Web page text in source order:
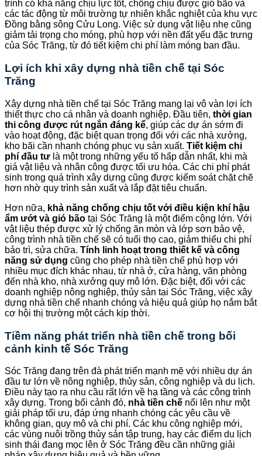
trình có khả năng chịu lực tốt, chống chịu được gió bão và
các tác động từ môi trường tự nhiên khắc nghiệt của khu vực
Đồng bằng sông Cửu Long. Việc sử dụng vật liệu nhẹ cũng
giảm tải trọng cho móng, phù hợp với nền đất yếu đặc trưng
của Sóc Trăng, từ đó tiết kiệm chi phí làm móng ban đầu.
Lợi ích khi xây dựng nhà tiền chế tại Sóc
Trăng
Xây dựng nhà tiền chế tại Sóc Trăng mang lại vô vàn lợi ích
thiết thực cho cá nhân và doanh nghiệp. Đầu tiên, thời gian
thi công được rút ngắn đáng kể, giúp các dự án sớm đi
vào hoạt động, đặc biệt quan trọng đối với các nhà xưởng,
kho bãi cần nhanh chóng phục vụ sản xuất. Tiết kiệm chi
phí đầu tư là một trong những yếu tố hấp dẫn nhất, khi mà
giá vật liệu và nhân công được tối ưu hóa. Các chi phí phát
sinh trong quá trình xây dựng cũng được kiểm soát chặt chẽ
hơn nhờ quy trình sản xuất và lắp đặt tiêu chuẩn.
Hơn nữa, khả năng chống chịu tốt với điều kiện khí hậu
ẩm ướt và gió bão tại Sóc Trăng là một điểm cộng lớn. Với
vật liệu thép được xử lý chống ăn mòn và lớp sơn bảo vệ,
công trình nhà tiền chế sẽ có tuổi thọ cao, giảm thiểu chi phí
bảo trì, sửa chữa. Tính linh hoạt trong thiết kế và công
năng sử dụng cũng cho phép nhà tiền chế phù hợp với
nhiều mục đích khác nhau, từ nhà ở, cửa hàng, văn phòng
đến nhà kho, nhà xưởng quy mô lớn. Đặc biệt, đối với các
doanh nghiệp nông nghiệp, thủy sản tại Sóc Trăng, việc xây
dựng nhà tiền chế nhanh chóng và hiệu quả giúp họ nắm bắt
cơ hội thị trường một cách kịp thời.
Tiềm năng phát triển nhà tiền chế trong bối
cảnh kinh tế Sóc Trăng
Sóc Trăng đang trên đà phát triển mạnh mẽ với nhiều dự án
đầu tư lớn về nông nghiệp, thủy sản, công nghiệp và du lịch.
Điều này tạo ra nhu cầu rất lớn về hạ tầng và các công trình
xây dựng. Trong bối cảnh đó, nhà tiền chế nổi lên như một
giải pháp tối ưu, đáp ứng nhanh chóng các yêu cầu về
không gian, quy mô và chi phí. Các khu công nghiệp mới,
các vùng nuôi trồng thủy sản tập trung, hay các điểm du lịch
sinh thái đang mọc lên ở Sóc Trăng đều cần những giải